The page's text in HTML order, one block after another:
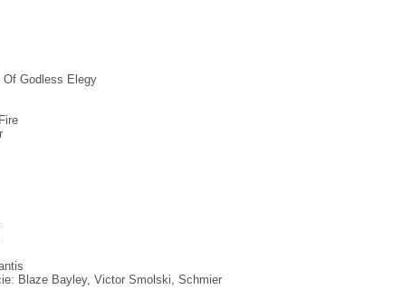
Of Godless Elegy
Blaze Bayley, Victor Smolski, Schmier